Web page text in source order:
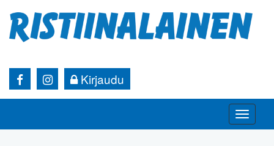
Kirjaudu
Toggle